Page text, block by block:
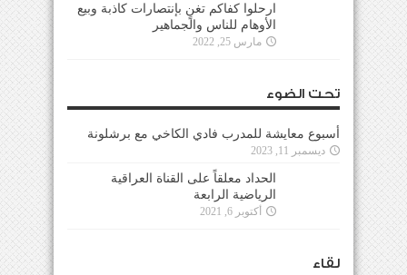
ارحلوا كفاكم تغنٍ بإنتصارات كاذبة وبيع
الأوهام للناس والجماهير
مارس 25, 2022
تحت الضوء
أسبوع معايشة للمدرب فادي الكاخي مع برشلونة
ديسمبر 11, 2023
الحداد معلقاً على القناة العراقية
الرياضية الرابعة
أكتوبر 6, 2021
لقاء